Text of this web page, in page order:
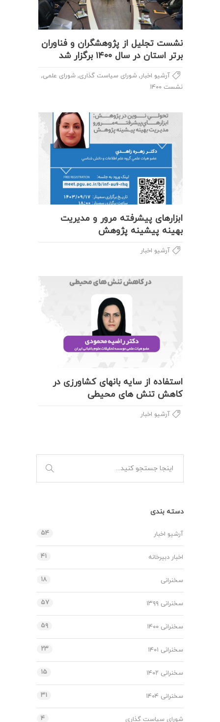
نشست تجلیل از پژوهشگران و فناوران
برتر استان در سال ۱۴۰۰ برگزار شد
آرشیو اخبار, شورای سیاست گذاری, شورای علمی,
نشست ۱۴۰۰
ابزارهای پیشرفته مرور و مدیریت
بهینه پیشینه پژوهش
آرشیو اخبار
استفاده از سایه بانهای کشاورزی در
کاهش تنش های محیطی
آرشیو اخبار
دسته بندی
آرشیو اخبار ۵۴
اخبار دبیرخانه ۴۱
سخنرانی ۱۸
سخنرانی ۱۳۹۹ ۵۷
سخنرانی ۱۴۰۰ ۵۹
سخنرانی ۱۴۰۱ ۲۳
سخنرانی ۱۴۰۲ ۱۵
سخنرانی ۱۴۰۴ ۳۱
شورای سیاست گذاری ۴